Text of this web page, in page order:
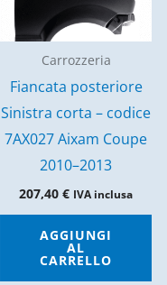
Carrozzeria
Fiancata posteriore
Sinistra corta – codice
7AX027 Aixam Coupe
2010–2013
207,40€ IVA inclusa
AGGIUNGI
AL
CARRELLO